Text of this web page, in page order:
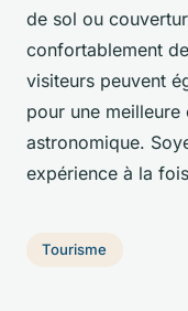
de sol ou
confortablement
visiteurs peuvent
pour une
astronomique.
expérience à la fois
Tourisme